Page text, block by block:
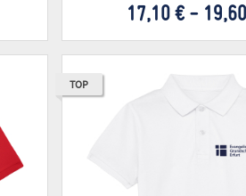
17,10 € -
TOP